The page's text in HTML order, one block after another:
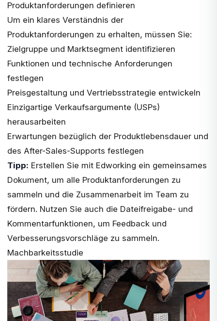
Produktanforderungen definieren
Um ein klares Verständnis der
Produktanforderungen zu erhalten, müssen Sie:
Zielgruppe und Marktsegment identifizieren
Funktionen und technische Anforderungen
festlegen
Preisgestaltung und Vertriebsstrategie entwickeln
Einzigartige Verkaufsargumente (USPs)
herausarbeiten
Erwartungen bezüglich der Produktlebensdauer und
des After-Sales-Supports festlegen
Tipp: Erstellen Sie mit Edworking ein gemeinsames
Dokument, um alle Produktanforderungen zu
sammeln und die Zusammenarbeit im Team zu
fördern. Nutzen Sie auch die Dateifreigabe- und
Kommentarfunktionen, um Feedback und
Verbesserungsvorschläge zu sammeln.
Machbarkeitsstudie